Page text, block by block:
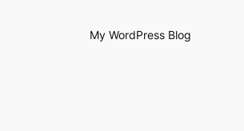
My WordPress Blog